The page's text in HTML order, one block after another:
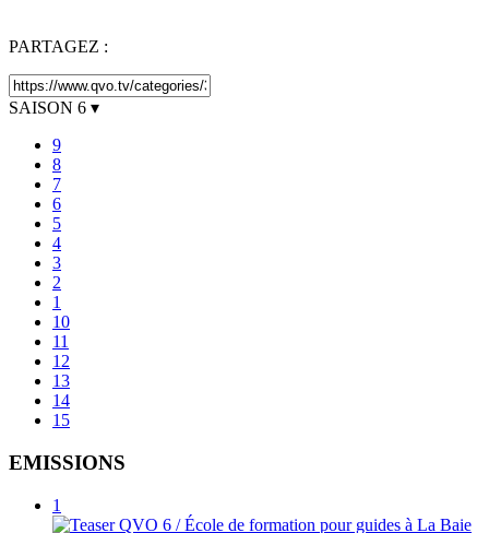
PARTAGEZ :
SAISON 6 ▾
9
8
7
6
5
4
3
2
1
10
11
12
13
14
15
EMISSIONS
1